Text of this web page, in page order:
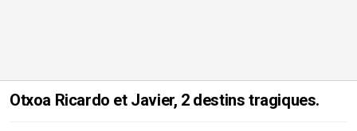
Otxoa Ricardo et Javier, 2 destins tragiques.